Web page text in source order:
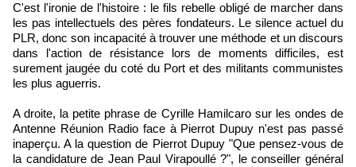
C'est l'ironie de l'histoire : le fils rebelle obligé de marcher dans
les pas intellectuels des pères fondateurs. Le silence actuel du
PLR, donc son incapacité à trouver une méthode et un discours
dans l'action de résistance lors de moments difficiles, est
surement jaugée du coté du Port et des militants communistes
les plus aguerris.
A droite, la petite phrase de Cyrille Hamilcaro sur les ondes de
Antenne Réunion Radio face à Pierrot Dupuy n'est pas passé
inaperçu. A la question de Pierrot Dupuy "Que pensez-vous de
la candidature de Jean Paul Virapoullé ?", le conseiller général